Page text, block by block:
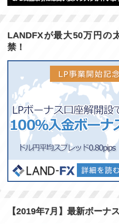
LANDFXが最大50万円の
禁！
【2019年7月】最新ボーナ